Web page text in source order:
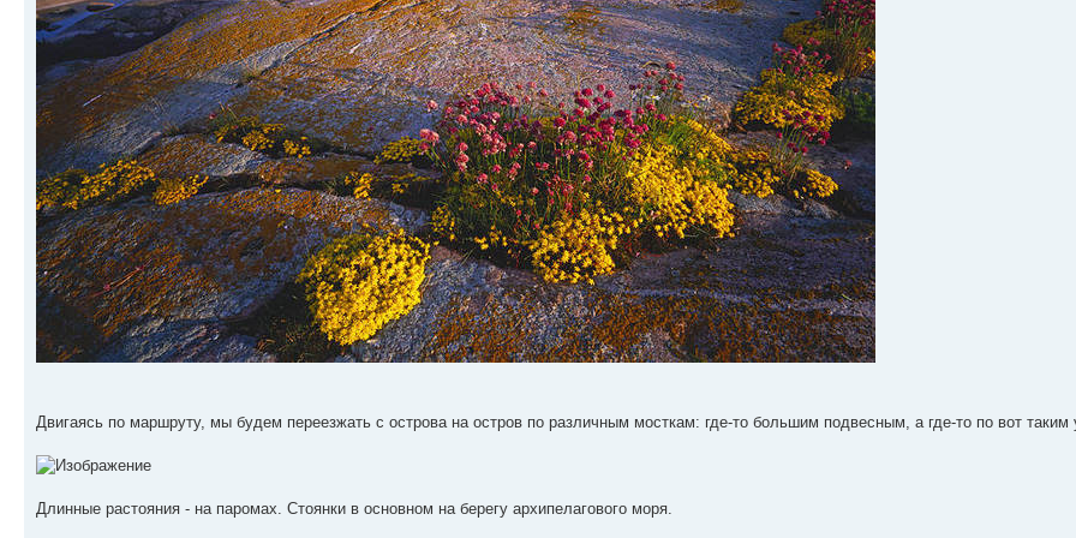
Двигаясь по маршруту, мы будем переезжать с острова на остров по различным мосткам: где-то большим подвесным, а где-то по вот таким
Длинные растояния - на паромах. Стоянки в основном на берегу архипелагового моря.